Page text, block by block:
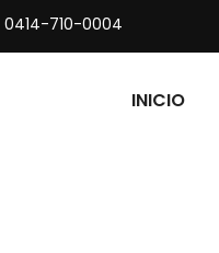
0414-710-0004
INICIO